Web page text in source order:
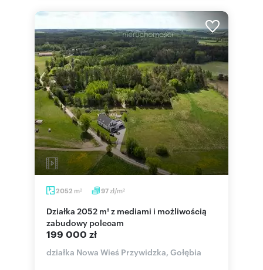
2052 m2 97zł/m2
Działka 2052 m² z mediami i możliwością
zabudowy polecam
199 000 zł
działka Nowa Wieś Przywidzka, Gołębia